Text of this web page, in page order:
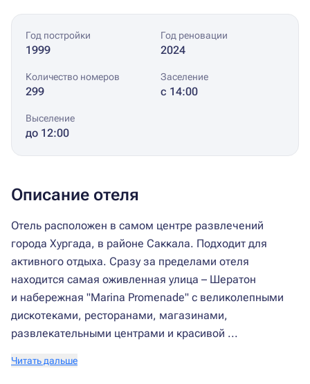
Год постройки
1999
Год реновации
2024
Количество номеров
299
Заселение
с 14:00
Выселение
до 12:00
Описание отеля
Отель расположен в самом центре развлечений
города Хургада, в районе Саккала. Подходит для
активного отдыха. Сразу за пределами отеля
находится самая оживленная улица – Шератон
и набережная "Marina Promenade" с великолепными
дискотеками, ресторанами, магазинами,
развлекательными центрами и красивой ...
Читать дальше